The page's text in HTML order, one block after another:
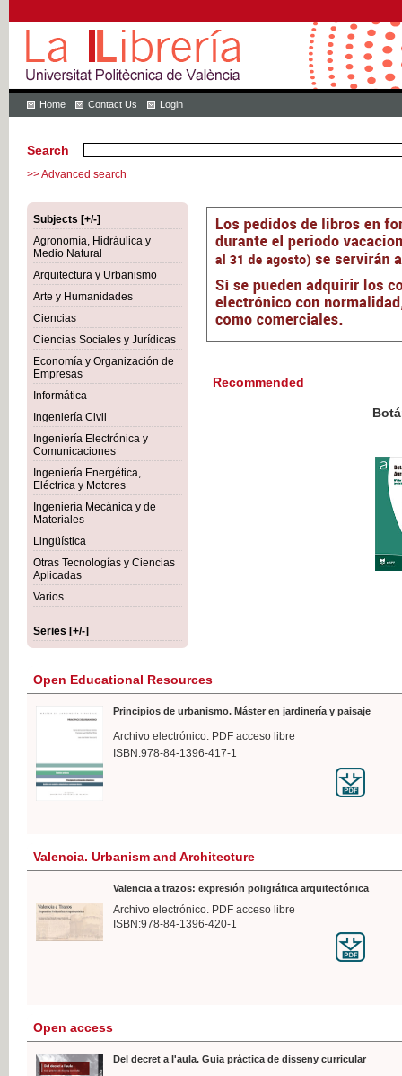
Home Contact Us Login
Search
>> Advanced search
Subjects [+/-]
Agronomía, Hidráulica y
Medio Natural
Arquitectura y Urbanismo
Arte y Humanidades
Ciencias
Ciencias Sociales y Jurídicas
Economía y Organización de
Empresas
Informática
Ingeniería Civil
Ingeniería Electrónica y
Comunicaciones
Ingeniería Energética,
Eléctrica y Motores
Ingeniería Mecánica y de
Materiales
Lingüística
Otras Tecnologías y Ciencias
Aplicadas
Varios
Series [+/-]
Recommended
VAT
Open Educational Resources
Principios de urbanismo. Máster en jardinería y paisaje
Archivo electrónico. PDF acceso libre
ISBN:978-84-1396-417-1
Valencia. Urbanism and Architecture
Valencia a trazos: expresión poligráfica arquitectónica
Archivo electrónico. PDF acceso libre
ISBN:978-84-1396-420-1
Open access
Del decret a l'aula. Guia práctica de disseny curricular